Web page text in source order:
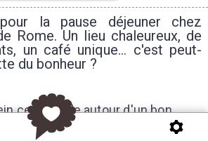
pour la pause déjeuner chez
Rome. Un lieu chaleureux, de
un café unique... c'est peut-
du bonheur ?
centre-ville autour d'un bon
pâtisserie maison ou profiter